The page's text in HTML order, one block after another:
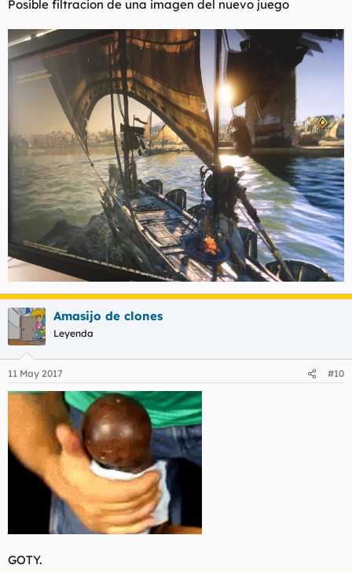
Posible filtracion de una imagen del nuevo juego
Amasijo de clones
Leyenda
11 May 2017 #10
GOTY.